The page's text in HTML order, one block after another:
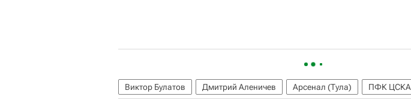
Виктор Булатов Дмитрий Аленичев Арсенал (Тула) ПФК ЦСКА